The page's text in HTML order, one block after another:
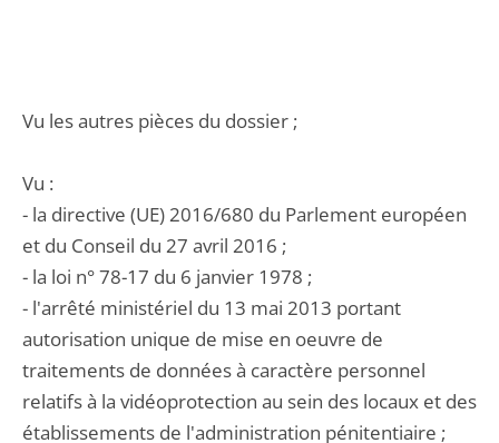
Vu les autres pièces du dossier ;
Vu :
- la directive (UE) 2016/680 du Parlement européen
et du Conseil du 27 avril 2016 ;
- la loi n° 78-17 du 6 janvier 1978 ;
- l'arrêté ministériel du 13 mai 2013 portant
autorisation unique de mise en oeuvre de
traitements de données à caractère personnel
relatifs à la vidéoprotection au sein des locaux et des
établissements de l'administration pénitentiaire ;